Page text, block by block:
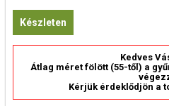
Készleten
Kedves
Átlag méret fölött (55-től) a
Kérjük érdeklődjön a